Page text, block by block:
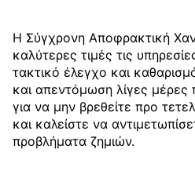
Η Σύγχρονη Αποφρακτική
καλύτερες τιμές τις
τακτικό έλεγχο και
και απεντόμωση λίγες μέρες
για να μην βρεθείτε προ
και καλείστε να
προβλήματα ζημιών.